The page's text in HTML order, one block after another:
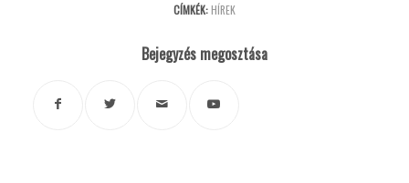
CÍMKÉK: HÍREK
Bejegyzés megosztása